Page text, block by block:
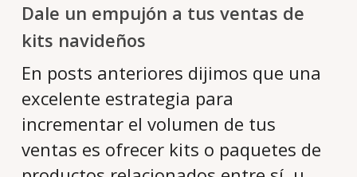
Dale un empujón a tus ventas de
kits navideños
En posts anteriores dijimos que una
excelente estrategia para
incrementar el volumen de tus
ventas es ofrecer kits o paquetes de